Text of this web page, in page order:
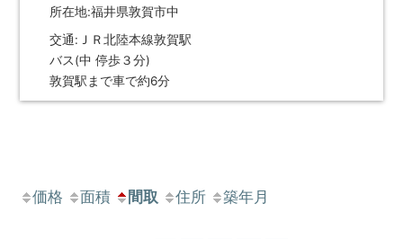
所在地:福井県敦賀市中
交通:ＪＲ北陸本線敦賀駅
バス(中 停歩３分)
敦賀駅まで車で約6分
価格 面積 間取 住所 築年月